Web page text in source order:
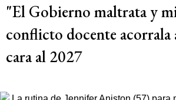
"El Gobierno maltrata y
conflicto docente acorrala
cara al 2027